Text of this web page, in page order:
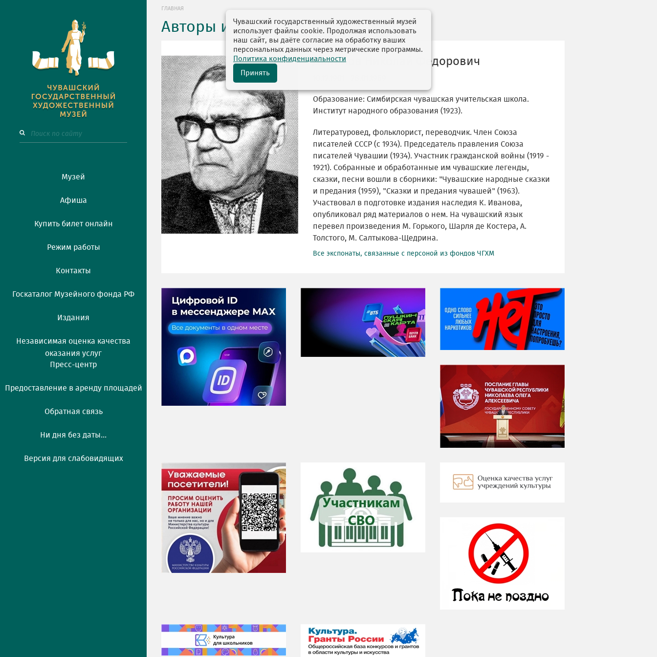
Музей
Афиша
Купить билет онлайн
Режим работы
Контакты
Госкаталог Музейного фонда РФ
Издания
Независимая оценка качества
оказания услуг
Пресс-центр
Предоставление в аренду площадей
Обратная связь
Ни дня без даты...
Версия для слабовидящих
ГЛАВНАЯ
Авторы и персоналии
Данилов Николай Федорович
Образование: Симбирская чувашская учительская школа.
Институт народного образования (1923).
Литературовед, фольклорист, переводчик. Член Союза
писателей СССР (с 1934). Председатель правления Союза
писателей Чувашии (1934). Участник гражданской войны (1919 -
1921). Собранные и обработанные им чувашские легенды,
сказки, песни вошли в сборники: "Чувашские народные сказки
и предания (1959), "Сказки и предания чувашей" (1963).
Участвовал в подготовке издания наследия К. Иванова,
опубликовал ряд материалов о нем. На чувашский язык
перевел произведения М. Горького, Шарля де Костера, А.
Толстого, М. Салтыкова-Щедрина.
Все экспонаты, связанные с персоной из фондов ЧГХМ
НИ ДНЯ БЕЗ ДАТЫ...
07 августа
Я встретил вас – и
всё былое...
Чувашский государственный художественный музей
использует файлы cookie. Продолжая использовать
наш сайт, вы даёте согласие на обработку ваших
персональных данных через метрические программы.
Политика конфиденциальности
Принять